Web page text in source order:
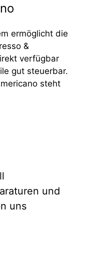
ermöglicht die
&
verfügbar
gut steuerbar.
steht
und
uns